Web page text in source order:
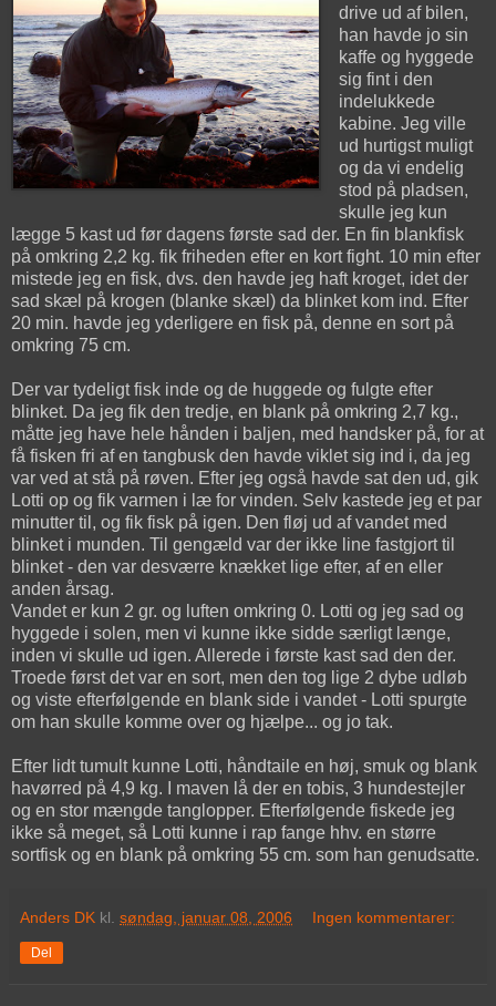
drive ud af bilen,
han havde jo sin
kaffe og hyggede
sig fint i den
indelukkede
kabine. Jeg ville
ud hurtigst muligt
og da vi endelig
stod på pladsen,
skulle jeg kun
lægge 5 kast ud før dagens første sad der. En fin blankfisk
på omkring 2,2 kg. fik friheden efter en kort fight. 10 min efter
mistede jeg en fisk, dvs. den havde jeg haft kroget, idet der
sad skæl på krogen (blanke skæl) da blinket kom ind. Efter
20 min. havde jeg yderligere en fisk på, denne en sort på
omkring 75 cm.
Der var tydeligt fisk inde og de huggede og fulgte efter
blinket. Da jeg fik den tredje, en blank på omkring 2,7 kg.,
måtte jeg have hele hånden i baljen, med handsker på, for at
få fisken fri af en tangbusk den havde viklet sig ind i, da jeg
var ved at stå på røven. Efter jeg også havde sat den ud, gik
Lotti op og fik varmen i læ for vinden. Selv kastede jeg et par
minutter til, og fik fisk på igen. Den fløj ud af vandet med
blinket i munden. Til gengæld var der ikke line fastgjort til
blinket - den var desværre knækket lige efter, af en eller
anden årsag.
Vandet er kun 2 gr. og luften omkring 0. Lotti og jeg sad og
hyggede i solen, men vi kunne ikke sidde særligt længe,
inden vi skulle ud igen. Allerede i første kast sad den der.
Troede først det var en sort, men den tog lige 2 dybe udløb
og viste efterfølgende en blank side i vandet - Lotti spurgte
om han skulle komme over og hjælpe... og jo tak.
Efter lidt tumult kunne Lotti, håndtaile en høj, smuk og blank
havørred på 4,9 kg. I maven lå der en tobis, 3 hundestejler
og en stor mængde tanglopper. Efterfølgende fiskede jeg
ikke så meget, så Lotti kunne i rap fange hhv. en større
sortfisk og en blank på omkring 55 cm. som han genudsatte.
Anders DK kl. søndag, januar 08, 2006 Ingen kommentarer:
Del